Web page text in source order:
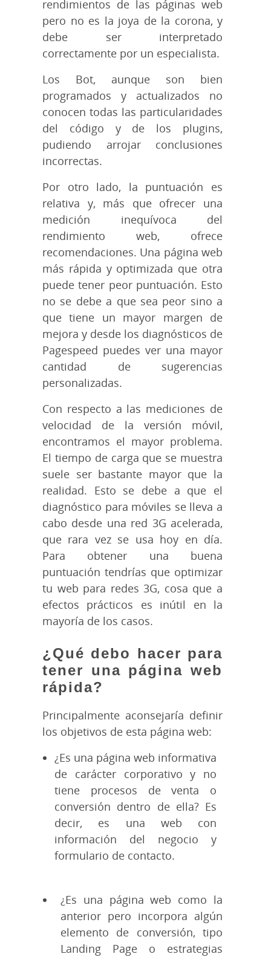
rendimientos de las páginas web
pero no es la joya de la corona, y
debe ser interpretado
correctamente por un especialista.
Los Bot, aunque son bien
programados y actualizados no
conocen todas las particularidades
del código y de los plugins,
pudiendo arrojar conclusiones
incorrectas.
Por otro lado, la puntuación es
relativa y, más que ofrecer una
medición inequívoca del
rendimiento web, ofrece
recomendaciones. Una página web
más rápida y optimizada que otra
puede tener peor puntuación. Esto
no se debe a que sea peor sino a
que tiene un mayor margen de
mejora y desde los diagnósticos de
Pagespeed puedes ver una mayor
cantidad de sugerencias
personalizadas.
Con respecto a las mediciones de
velocidad de la versión móvil,
encontramos el mayor problema.
El tiempo de carga que se muestra
suele ser bastante mayor que la
realidad. Esto se debe a que el
diagnóstico para móviles se lleva a
cabo desde una red 3G acelerada,
que rara vez se usa hoy en día.
Para obtener una buena
puntuación tendrías que optimizar
tu web para redes 3G, cosa que a
efectos prácticos es inútil en la
mayoría de los casos.
¿Qué debo hacer para
tener una página web
rápida?
Principalmente aconsejaría definir
los objetivos de esta página web:
¿Es una página web informativa
de carácter corporativo y no
tiene procesos de venta o
conversión dentro de ella? Es
decir, es una web con
información del negocio y
formulario de contacto.
¿Es una página web como la
anterior pero incorpora algún
elemento de conversión, tipo
Landing Page o estrategias